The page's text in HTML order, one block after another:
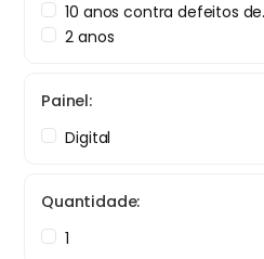
10 anos contra defeitos de
fabricação
2 anos
Painel:
Digital
Quantidade:
1